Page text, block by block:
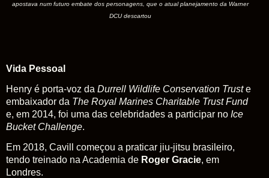
apostava num futuro embate dos personagens, que o atual planejamento da Warner
DCU descartou
Vida Pessoal
Henry é porta-voz da Durrell Wildlife Conservation Truste
embaixador da The Royal Marines Charitable Trust Fund
e, em 2014, foi uma das celebridades a participar no Ice
Bucket Challenge.
Em 2018, Cavill começou a praticar jiu-jitsu brasileiro,
tendo treinado na Academia de Roger Gracie, em
Londres.